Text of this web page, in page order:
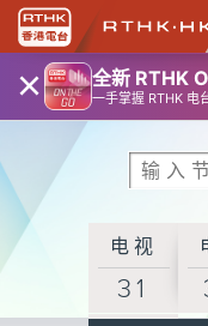
× 全新 RTHK
一手掌握 RTHK 电
电视
31